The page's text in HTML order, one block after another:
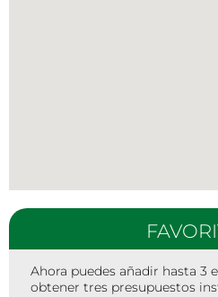
Ahora puedes añadir hasta 3
obtener tres presupuestos